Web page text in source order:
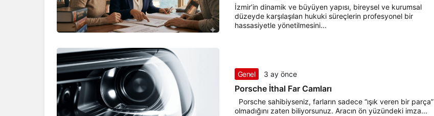
İzmir’in dinamik ve büyüyen yapısı, bireysel ve kurumsal
düzeyde karşılaşılan hukuki süreçlerin profesyonel bir
hassasiyetle yönetilmesini...
Genel 3 ay önce
Porsche İthal Far Camları
Porsche sahibiyseniz, farların sadece “ışık veren bir parça”
olmadığını zaten biliyorsunuz. Aracın ön yüzündeki imza...